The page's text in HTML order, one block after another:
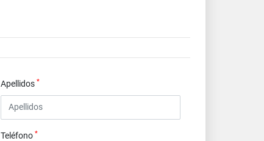
Apellidos *
Teléfono *